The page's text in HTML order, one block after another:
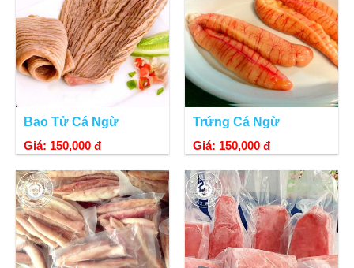
Bao Tử Cá Ngừ
Giá: 150,000 đ
Trứng Cá Ngừ
Giá: 150,000 đ